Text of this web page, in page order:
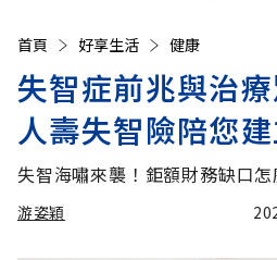
首頁 好享生活 健康
失智症前兆與治
人壽失智險陪您
失智海嘯來襲！鉅額財務缺口怎
游姿穎